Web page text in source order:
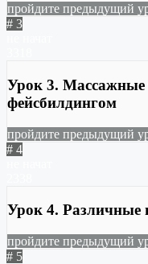
пройдите предыдущий
# 3
Урок 3. Массажные
фейсбилдингом
пройдите предыдущий
# 4
Урок 4. Различные
пройдите предыдущий
# 5